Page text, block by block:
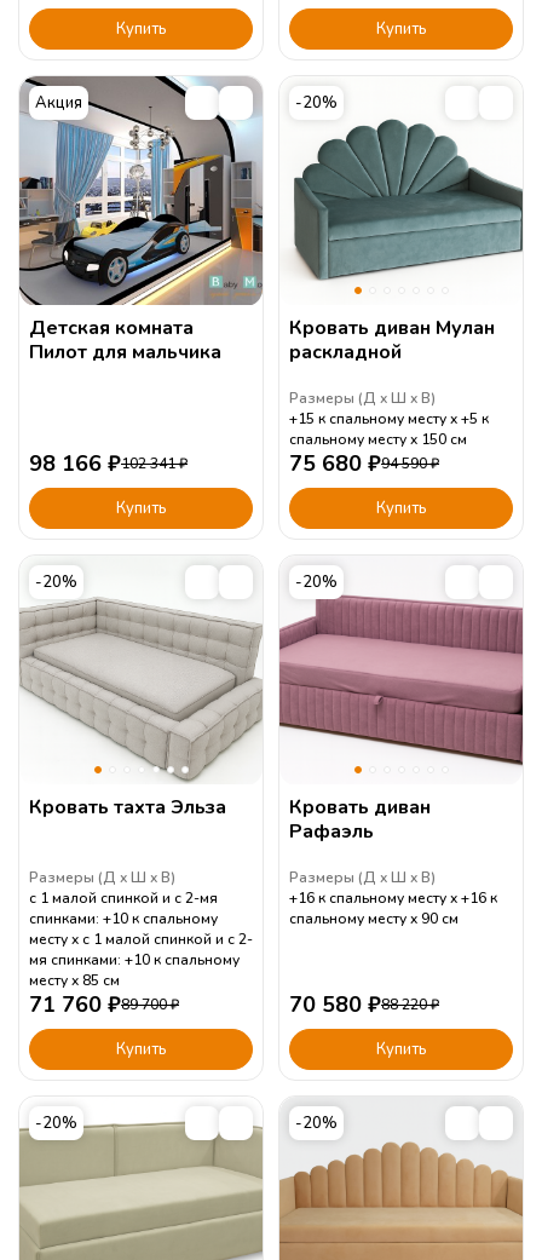
Купить Купить
Акция
Детская комната
Пилот для мальчика
98 166 ₽102 341₽
Купить
-20%
Кровать диван Мулан
раскладной
Размеры (Д Ш В)
+15 к спальному месту
+5 к
спальному месту
150 см
75 680 ₽94 590₽
Купить
-20%
Кровать тахта Эльза
Размеры (Д Ш В)
с 1 малой спинкой и с 2-мя
спинками: +10 к спальному
месту
с 1 малой спинкой и с 2-
мя спинками: +10 к спальному
месту
85 см
71 760 ₽89 700₽
Купить
-20%
Кровать диван
Рафаэль
Размеры (Д Ш В)
+16 к спальному месту
+16 к
спальному месту
90 см
70 580 ₽88 220₽
Купить
-20% -20%